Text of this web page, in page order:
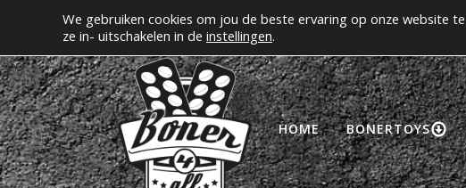
Erectiepillen kopen bij boner4all.nl MIJN ACCOUNT
HOME BONERTOYS
We gebruiken cookies om jou de beste ervaring op onze website
ze in- uitschakelen in de instellingen.